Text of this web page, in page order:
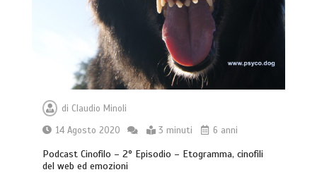
di Claudio Minoli
14 Agosto 2020
3 minuti 6 anni
Podcast Cinofilo – 2° Episodio – Etogramma, cinofili
del web ed emozioni